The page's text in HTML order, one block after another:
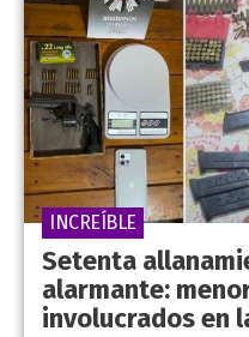
Setenta
alarmante:
involucrados en
INCREÍBLE